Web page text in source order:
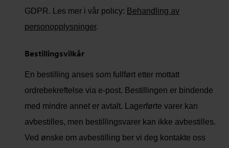
GDPR. Les mer i vår policy: Behandling av
personopplysninger.
Bestillingsvilkår
En bestilling anses som fullført etter mottatt
ordrebekreftelse via e-post. Bestillingen er bindende
med mindre annet er avtalt. Lagerførte varer kan
avbestilles, men bestillingsvarer kan ikke avbestilles.
Ved ønske om avbestilling ber vi deg kontakte oss